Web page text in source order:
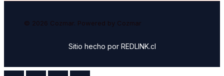
© 2026 Cozmar. Powered by Cozmar
Sitio hecho por REDLINK.cl